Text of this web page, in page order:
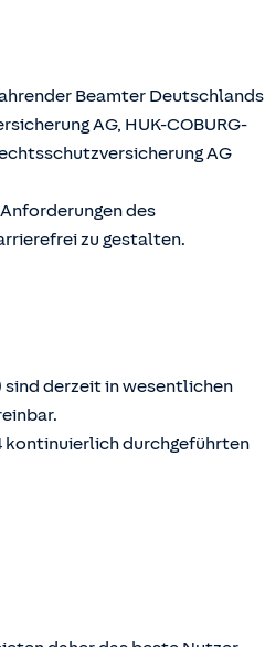
Beamter Deutschlands
AG, HUK-COBURG-
AG
des
zu gestalten.
sind derzeit in wesentlichen
kontinuierlich durchgeführten